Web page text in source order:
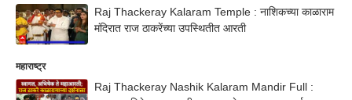
Raj Thackeray Kalaram Temple : नाशिकच्या काळाराम
मंदिरात राज ठाकरेंच्या उपस्थितीत आरती
महाराष्ट्र
Raj Thackeray Nashik Kalaram Mandir Full :